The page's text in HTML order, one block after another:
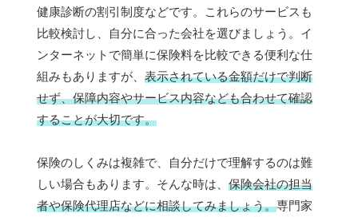
健康診断の割引制度などです。これらのサービスも
比較検討し、自分に合った会社を選びましょう。イ
ンターネットで簡単に保険料を比較できる便利な仕
組みもありますが、 表示されている金額だけで判断
せず、保障内容やサービス内容なども合わせて確認
することが大切です。
保険のしくみは複雑で、自分だけで理解するのは難
しい場合もあります。そんな時は、 保険会社の担当
者や保険代理店などに相談してみましょう。専門家